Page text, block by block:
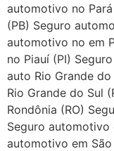
automotivo no
(PB) Seguro
automotivo no em
no Piauí (PI)
auto Rio Grande
Rio Grande do Sul
Rondônia (RO)
Seguro automotivo
automotivo em